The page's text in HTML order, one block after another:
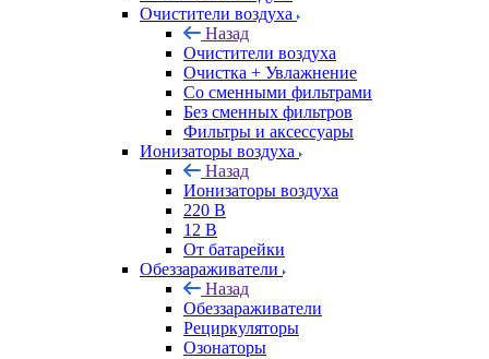
Очистители воздуха
Назад
Очистители воздуха
Очистка + Увлажнение
Cо сменными фильтрами
Без сменных фильтров
Фильтры и аксессуары
Ионизаторы воздуха
Назад
Ионизаторы воздуха
220 В
12 В
От батарейки
Обеззараживатели
Назад
Обеззараживатели
Рециркуляторы
Озонаторы